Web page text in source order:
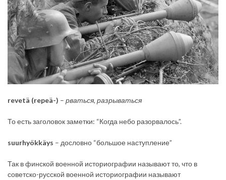
revetä (repeä-) – рваться, разрываться
То есть заголовок заметки: “Когда небо разорвалось”.
suurhyökkäys – дословно “большое наступление”
Так в финской военной историографии называют то, что в
советско-русской военной историографии называют